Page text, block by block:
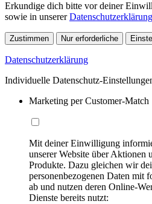
Erkundige dich bitte vor deiner
sowie in unsererDatenschutzerklärung
Zustimmen Nur erforderliche
Datenschutzerklärung
Individuelle Datenschutz-
Marketing per Customer-Match
Mit deiner Einwilligung
unserer Website über Aktionen
Produkte. Dazu gleichen wir
personenbezogenen Daten mit
ab und nutzen deren Online-
Dienste bereits nutzt: